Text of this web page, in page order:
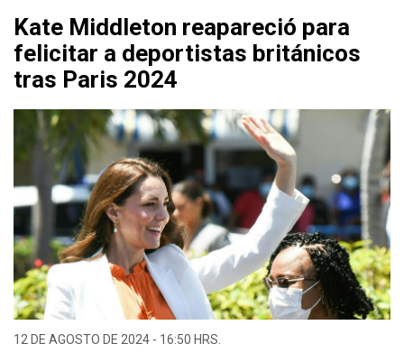
Kate Middleton reapareció para
felicitar a deportistas británicos
tras Paris 2024
12 DE AGOSTO DE 2024 - 16:50 HRS.